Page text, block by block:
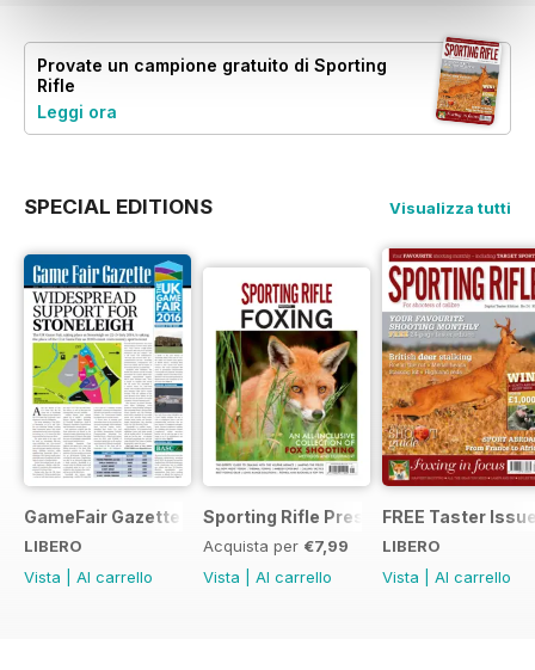
Provate un campione gratuito di Sporting
Rifle
Leggi ora
SPECIAL EDITIONS Visualizza tutti
GameFair Gazette - December 2015
LIBERO
Vista
Al carrello
Sporting Rifle Presents Foxing
Acquista per €7,99
Vista
Al carrello
FREE Taster
LIBERO
Vista
Al carrello